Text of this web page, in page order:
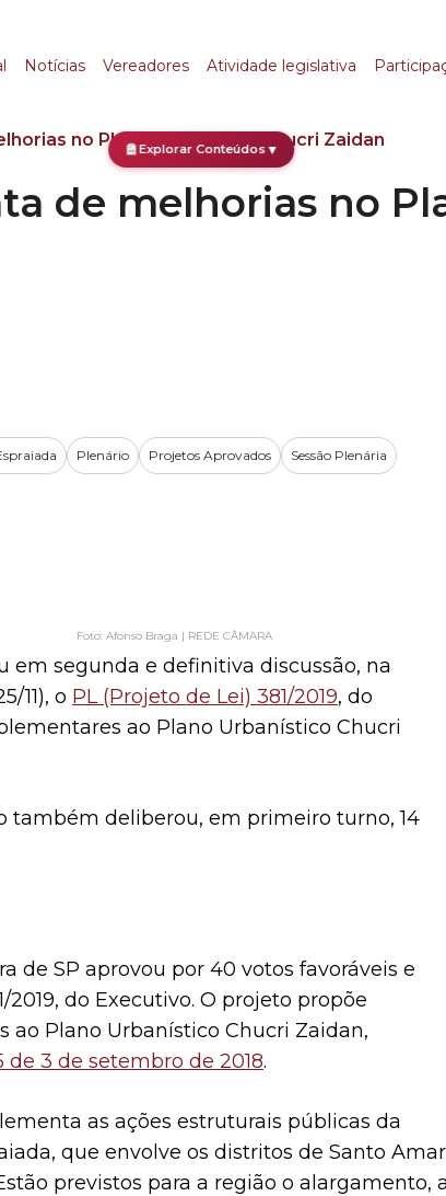
melhorias no
Explorar Conteúdos▼
Notícias Vereadores Atividade legislativa
no Plano Urbanístico Chucri Zaidan
de melhorias no
Plenário Projetos Aprovados Sessão Plenária
Afonso Braga | REDE CÂMARA
em segunda e definitiva discussão, na
11), o PL (Projeto de Lei) 381/2019, do
ao Plano Urbanístico Chucri
também deliberou, em primeiro turno, 14
de SP aprovou por 40 votos favoráveis e
2019, do Executivo. O projeto propõe
Plano Urbanístico Chucri Zaidan,
de 3 de setembro de 2018.
as ações estruturais públicas da
que envolve os distritos de Santo
previstos para a região o alargamento,